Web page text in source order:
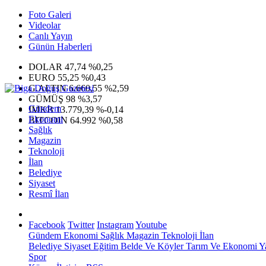
Foto Galeri
Videolar
Canlı Yayın
Günün Haberleri
DOLAR 47,74 %0,25
EURO 55,25 %0,43
G.ALTIN6.660,55 %2,59
GÜMÜŞ 98 %3,57
IMKB13.779,39 %-0,14
BITCOIN 64.992 %0,58
Gündem
Ekonomi
Sağlık
Magazin
Teknoloji
İlan
Belediye
Siyaset
Resmî İlan
Facebook Twitter InstagramYoutube
Gündem Ekonomi Sağlık Magazin Teknoloji İlan
Belediye Siyaset Eğitim Belde Ve KöylerTarım Ve Ekonomi
Spor